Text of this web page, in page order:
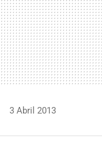
3 Abril 2013